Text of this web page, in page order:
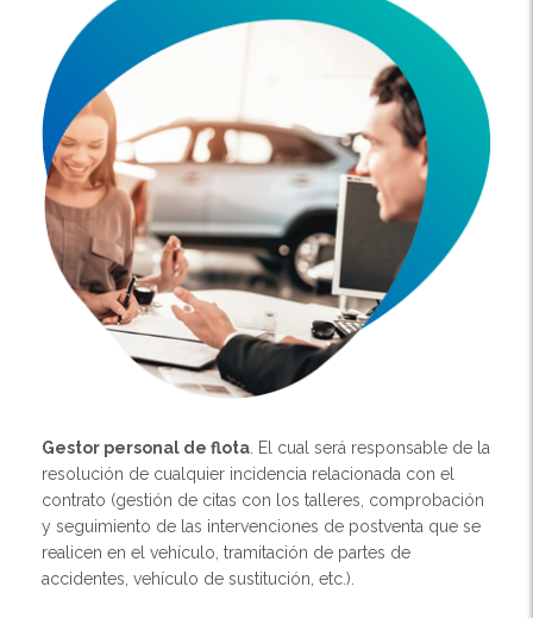
Gestor personal de flota . El cual será responsable de la
resolución de cualquier incidencia relacionada con el
contrato (gestión de citas con los talleres, comprobación
y seguimiento de las intervenciones de postventa que se
realicen en el vehículo, tramitación de partes de
accidentes, vehículo de sustitución, etc.).